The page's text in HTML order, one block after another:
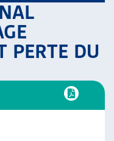
PERTE DU